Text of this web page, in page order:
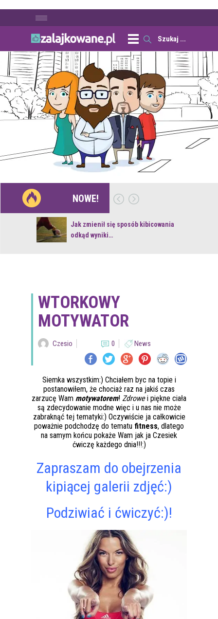
NOWE!
Jak zmienił się sposób kibicowania
odkąd wyniki…
WTORKOWY
MOTYWATOR
Czesio 0 News
Siemka wszystkim:) Chciałem byc na topie i
postanowiłem, że chociaż raz na jakiś czas
zarzucę Wam motywatorem! Zdrowei piękne ciała
są zdecydowanie modne więc i u nas nie może
zabraknąć tej tematyki:) Oczywiście ja całkowicie
poważnie podchodzę do tematu fitness, dlatego
na samym końcu pokaże Wam jak ja Czesiek
ćwiczę każdego dnia!!!:)
Zapraszam do obejrzenia
kipiącej galerii zdjęć:)
Podziwiać i ćwiczyć:)!